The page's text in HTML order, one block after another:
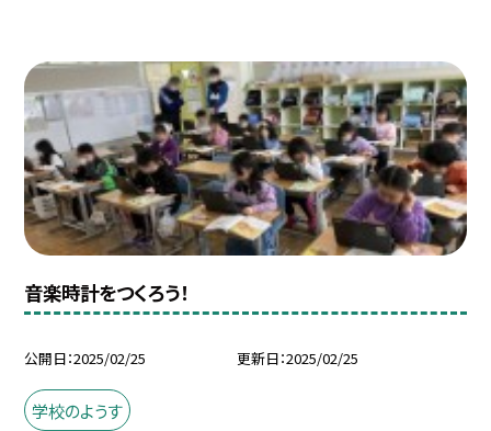
音楽時計をつくろう！
公開日 2025/02/25 更新日 2025/02/25
学校のようす